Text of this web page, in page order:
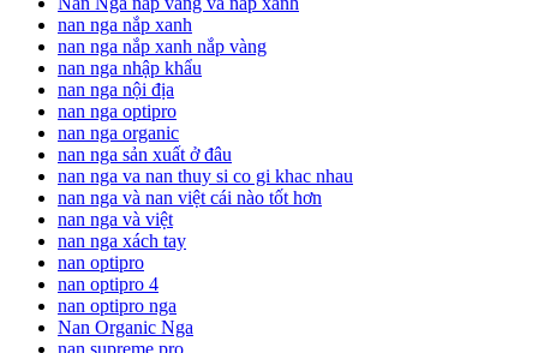
nan nga nắp xanh
nan nga nắp xanh nắp vàng
nan nga nhập khẩu
nan nga nội địa
nan nga optipro
nan nga organic
nan nga sản xuất ở đâu
nan nga va nan thuy si co gi khac nhau
nan nga và nan việt cái nào tốt hơn
nan nga và việt
nan nga xách tay
nan optipro
nan optipro 4
nan optipro nga
Nan Organic Nga
nan supreme pro